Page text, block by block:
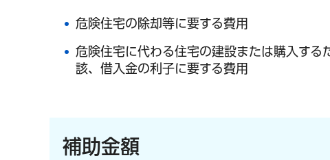
危険住宅の除却等に要する費用
危険住宅に代わる住宅の建設または購入する
該、借入金の利子に要する費用
補助金額